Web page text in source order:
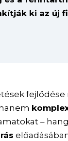
ki az új
fejlődése
–